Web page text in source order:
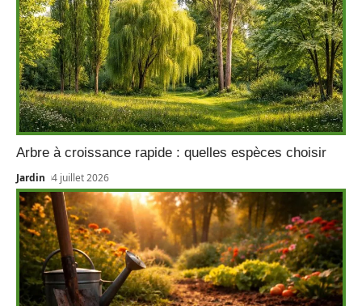
Arbre à croissance rapide : quelles espèces choisir
Jardin 4 juillet 2026